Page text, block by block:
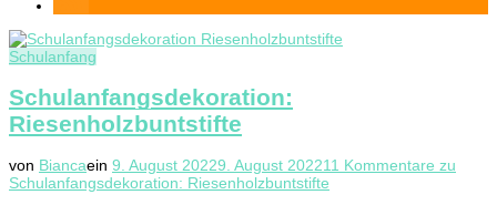
Schulanfang
Schulanfangsdekoration:
Riesenholzbuntstifte
von Biancaein 9. August 20229. August 202211 Kommentare zu
Schulanfangsdekoration: Riesenholzbuntstifte